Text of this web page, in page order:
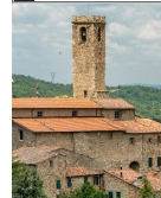
Cerca